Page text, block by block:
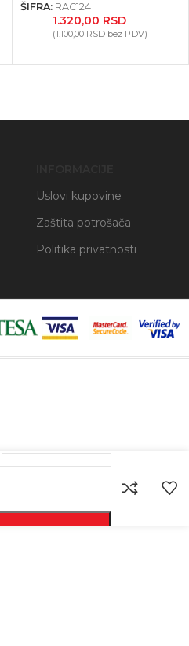
ŠIFRA: RAC124
1.320,00 RSD
(1.100,00 RSD bez PDV)
Uslovi kupovine
Zaštita potrošača
Politika privatnosti